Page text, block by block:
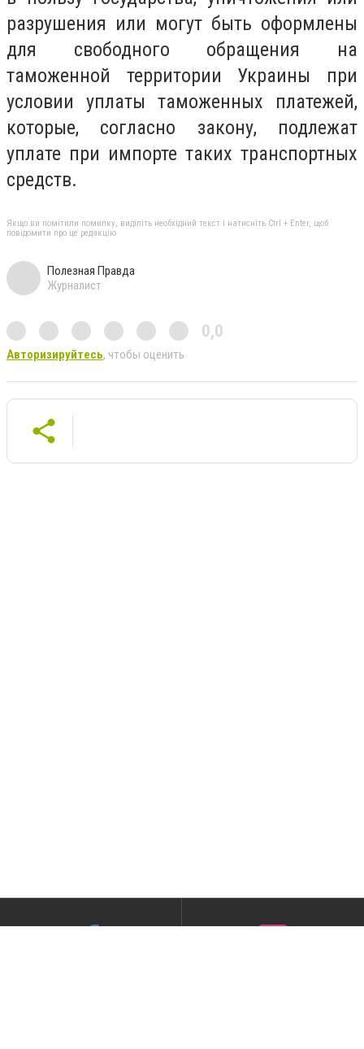
разрушения или могут быть оформлены
для свободного обращения на
таможенной территории Украины при
условии уплаты таможенных платежей,
которые, согласно закону, подлежат
уплате при импорте таких транспортных
средств.
Якщо ви помітили помилку, виділіть необхідний текст і натисніть Ctrl + Enter, щоб
повідомити про це редакцію
Полезная Правда
Журналист
0,0
Авторизируйтесь, чтобы оценить